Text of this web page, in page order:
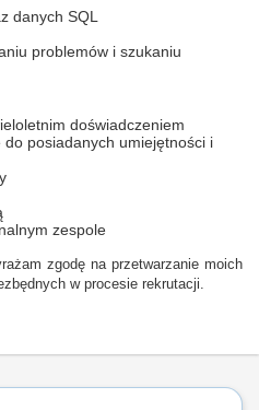
danych SQL
problemów i szukaniu
doświadczeniem
posiadanych umiejętności i
zespole
zgodę na przetwarzanie moich
w procesie rekrutacji.